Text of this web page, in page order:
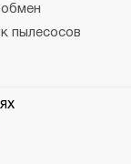
пылесосов